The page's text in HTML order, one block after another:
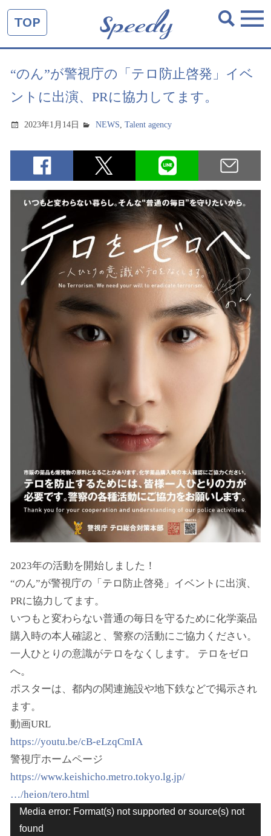
TOP
“のん”が警視庁の「テロ防止啓発」イベ
ントに出演、PRに協力してます。
2023年1月14日 NEWS,Talent agency
2023年の活動を開始しました！
“のん”が警視庁の「テロ防止啓発」イベントに出演、
PRに協力してます。
いつもと変わらない普通の毎日を守るために化学薬品
購入時の本人確認と、警察の活動にご協力ください。
一人ひとりの意識がテロをなくします。 テロをゼロ
へ。
ポスターは、都内の関連施設や地下鉄などで掲示され
ます。
動画URL
https://youtu.be/cB-eLzqCmIA
警視庁ホームページ
https://www.keishicho.metro.tokyo.lg.jp/
…/heion/tero.html
画
Media error: Format(s) not supported or source(s) not
found